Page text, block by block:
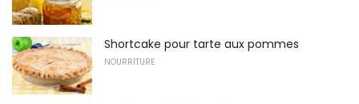
Shortcake pour tarte aux pommes
NOURRITURE